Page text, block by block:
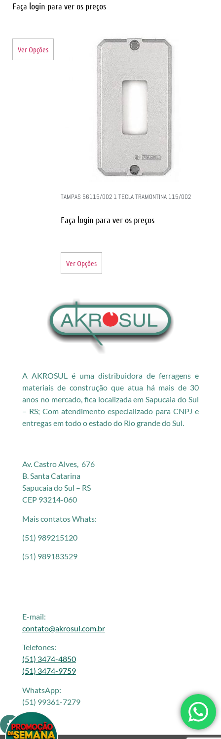
Faça login para ver os preços
Ver Opções
TAMPAS 56115/002 1 TECLA TRAMONTINA 115/002
Faça login para ver os preços
Ver Opções
A AKROSUL é uma distribuidora de ferragens e
materiais de construção que atua há mais de 30
anos no mercado, fica localizada em Sapucaia do Sul
– RS; Com atendimento especializado para CNPJ e
entregas em todo o estado do Rio grande do Sul.
Av. Castro Alves, 676
B. Santa Catarina
Sapucaia do Sul – RS
CEP 93214-060
Mais contatos Whats:
(51) 989215120
(51) 989183529
E-mail:
contato@akrosul.com.br
Telefones:
(51) 3474-4850
(51) 3474-9759
WhatsApp:
(51) 99361-7279